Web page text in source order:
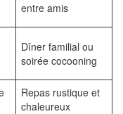
entre amis
Dîner familial ou
soirée cocooning
Repas rustique et
chaleureux